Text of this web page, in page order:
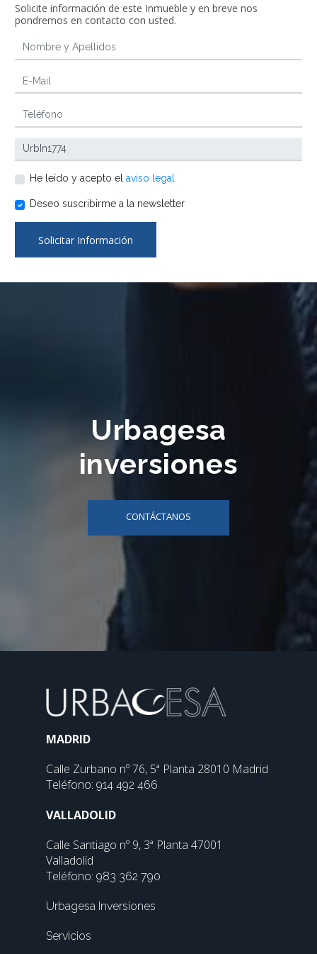
Solicite información de este Inmueble y en breve nos
pondremos en contacto con usted.
He leído y acepto el aviso legal
Deseo suscribirme a la newsletter
Solicitar Información
Urbagesa
inversiones
CONTÁCTANOS
MADRID
Calle Zurbano nº 76, 5ª Planta 28010 Madrid
Teléfono: 914 492 466
VALLADOLID
Calle Santiago nº 9, 3ª Planta 47001
Valladolid
Teléfono: 983 362 790
Urbagesa Inversiones
Servicios